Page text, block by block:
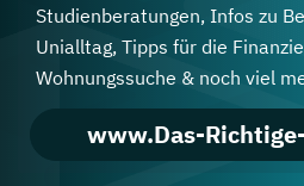
Studienberatungen, Infos zu
Unialltag, Tipps für die
Wohnungssuche & noch viel
www.Das-